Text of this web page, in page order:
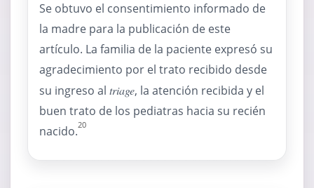
Se obtuvo el consentimiento informado de
la madre para la publicación de este
artículo. La familia de la paciente expresó su
agradecimiento por el trato recibido desde
su ingreso al triage, la atención recibida y el
buen trato de los pediatras hacia su recién
nacido.20